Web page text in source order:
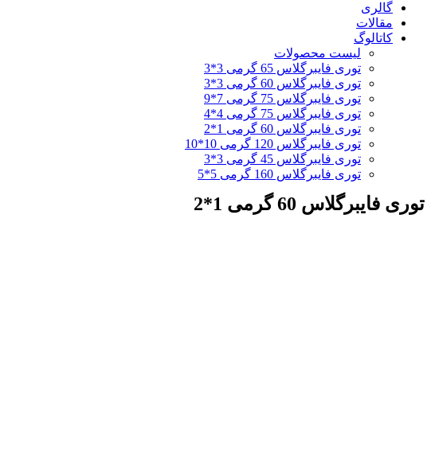
گالری
مقالات
کاتالوگ
لیست محصولات
توری فایبرگلاس 65 گرمی 3*3
توری فایبرگلاس 60 گرمی 3*3
توری فایبرگلاس 75 گرمی 7*9
توری فایبرگلاس 75 گرمی 4*4
توری فایبرگلاس 60 گرمی 1*2
توری فایبرگلاس 120 گرمی 10*10
توری فایبرگلاس 45 گرمی 3*3
توری فایبرگلاس 160 گرمی 5*5
توری فایبرگلاس 60 گرمی 1*2